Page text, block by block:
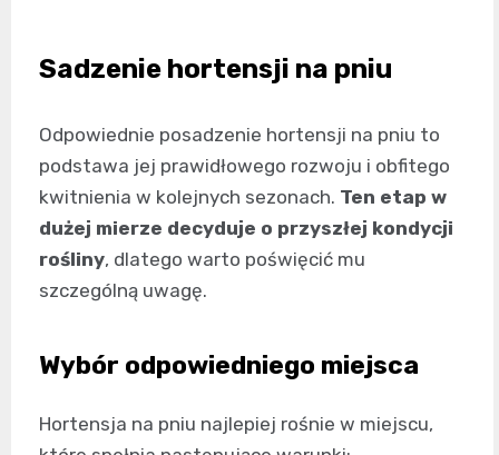
Sadzenie hortensji na pniu
Odpowiednie posadzenie hortensji na pniu to
podstawa jej prawidłowego rozwoju i obfitego
kwitnienia w kolejnych sezonach. Ten etap w
dużej mierze decyduje o przyszłej kondycji
rośliny, dlatego warto poświęcić mu
szczególną uwagę.
Wybór odpowiedniego miejsca
Hortensja na pniu najlepiej rośnie w miejscu,